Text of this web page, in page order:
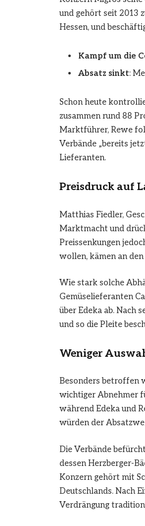
und gehört seit 2013
Hessen, und
Kampf um die
Absatz sinkt:
Schon heute
zusammen rund 88
Marktführer, Rewe
Verbände „bereits
Lieferanten.
Preisdruck auf
Matthias Fiedler,
Marktmacht und
Preissenkungen
wollen, kämen an
Wie stark solche
Gemüselieferanten
über Edeka ab. Nach
und so die Pleite
Weniger
Besonders betroffen
wichtiger Abnehmer
während Edeka und
würden der
Die Verbände
dessen Herzberger-
Konzern gehört mit
Deutschlands. Nach
Verdrängung